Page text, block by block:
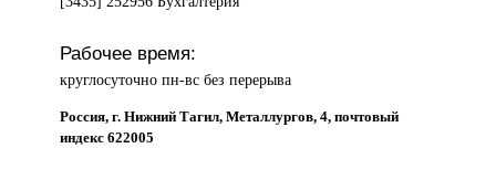
Рабочее время:
круглосуточно пн-вс без перерыва
Россия, г. Нижний Тагил, Металлургов, 4, почтовый
индекс 622005